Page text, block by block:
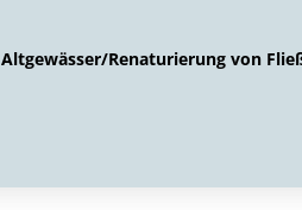
Altgewässer/Renaturierung von